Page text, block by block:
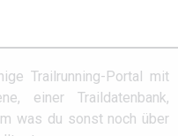
Trailrunning-Portal mit
einer Traildatenbank,
was du sonst noch über